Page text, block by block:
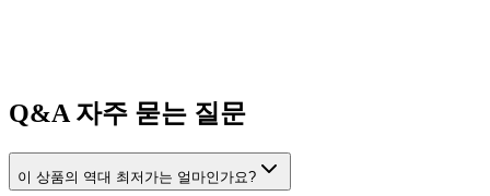
Q&A자주 묻는 질문
이 상품의 역대 최저가는 얼마인가요?